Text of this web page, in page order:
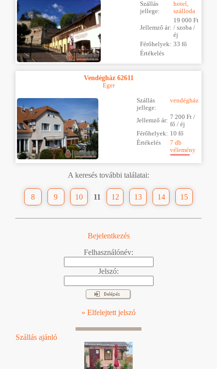
Szállás
jellege:
hotel,
szálloda
Jellemző ár:
19 000 Ft
/ szoba /
éj
Férőhelyek: 33 fő
Értékelés
Vendégház 62611
Eger
Szállás
jellege:
vendégház
Jellemző ár: 7 200 Ft /
fő / éj
Férőhelyek: 10 fő
Értékelés
7 db
vélemény
A keresés további találatai:
8 9 10 11 12 13 14 15
Bejelentkezés
Felhasználónév:
Jelszó:
» Elfelejtett jelszó
Szállás ajánló